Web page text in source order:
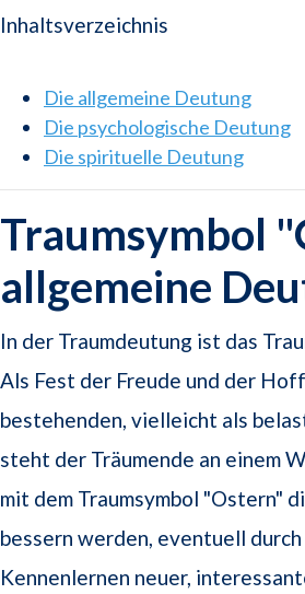
Inhaltsverzeichnis
Die allgemeine Deutung
Die psychologische Deutung
Die spirituelle Deutung
Traumsymbol
allgemeine
In der Traumdeutung ist das
Als Fest der Freude und der
bestehenden, vielleicht als
steht der Träumende an einem
mit dem Traumsymbol "Ostern"
bessern werden, eventuell
Kennenlernen neuer,